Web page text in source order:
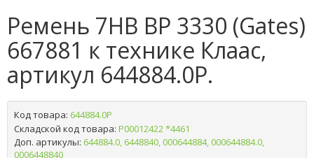
Ремень 7HB BP 3330 (Gates)
667881 к технике Клаас,
артикул 644884.0P.
Код товара: 644884.0P
Складской код товара: Р00012422 *4461
Доп. артикулы: 644884.0, 6448840, 000644884, 000644884.0,
0006448840